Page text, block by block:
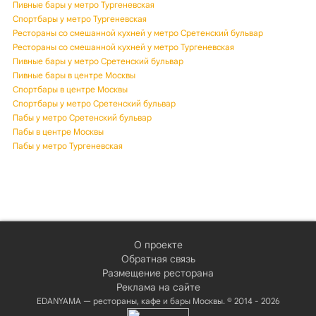
Пивные бары у метро Тургеневская
Спортбары у метро Тургеневская
Рестораны со смешанной кухней у метро Сретенский бульвар
Рестораны со смешанной кухней у метро Тургеневская
Пивные бары у метро Сретенский бульвар
Пивные бары в центре Москвы
Спортбары в центре Москвы
Спортбары у метро Сретенский бульвар
Пабы у метро Сретенский бульвар
Пабы в центре Москвы
Пабы у метро Тургеневская
О проекте
Обратная связь
Размещение ресторана
Реклама на сайте
EDANYAMA — рестораны, кафе и бары Москвы. © 2014 - 2026